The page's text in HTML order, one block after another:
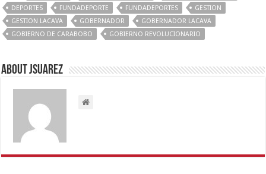
DEPORTES
FUNDADEPORTE FUNDADEPORTES
GESTION
GESTION LACAVA
GOBERNADOR
GOBERNADOR LACAVA
GOBIERNO DE CARABOBO
GOBIERNO REVOLUCIONARIO
About Jsuarez